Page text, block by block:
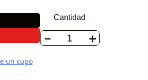
Cantidad
＋
－